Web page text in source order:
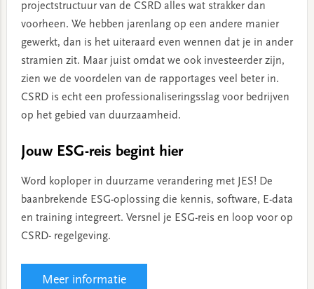
projectstructuur van de CSRD alles wat strakker dan
voorheen. We hebben jarenlang op een andere manier
gewerkt, dan is het uiteraard even wennen dat je in ander
stramien zit. Maar juist omdat we ook investeerder zijn,
zien we de voordelen van de rapportages veel beter in.
CSRD is echt een professionaliseringsslag voor bedrijven
op het gebied van duurzaamheid.
Jouw ESG-reis begint hier
Word koploper in duurzame verandering met JES! De
baanbrekende ESG-oplossing die kennis, software, E-data
en training integreert. Versnel je ESG-reis en loop voor op
CSRD- regelgeving.
Meer informatie